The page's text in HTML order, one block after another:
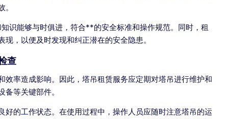
识能够与时俱进，符合**的安全标准和操作规范。同时，租
，以便及时发现和纠正潜在的安全隐患。
查
率造成影响。因此，塔吊租赁服务应定期对塔吊进行维护和
等关键部件。
的工作状态。在使用过程中，操作人员应随时注意塔吊的运